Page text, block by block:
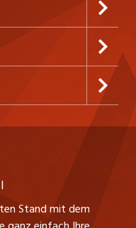
Stand mit dem